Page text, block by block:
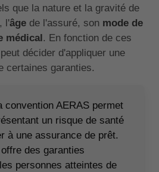
que la nature et la gravité de
l'âgede l'assuré, son mode de
médical . En fonction de ces
décider d'appliquer une
certaines garanties.
convention AERAS permet
un risque de santé
à une assurance de prêt.
des garanties
personnes atteintes de